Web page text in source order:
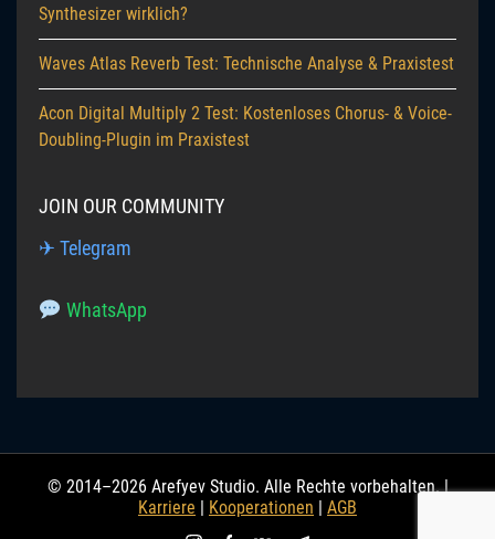
Synthesizer wirklich?
Waves Atlas Reverb Test: Technische Analyse & Praxistest
Acon Digital Multiply 2 Test: Kostenloses Chorus- & Voice-
Doubling-Plugin im Praxistest
JOIN OUR COMMUNITY
✈ Telegram
WhatsApp
© 2014–2026 Arefyev Studio. Alle Rechte vorbehalten. |
Karriere
Kooperationen AGB